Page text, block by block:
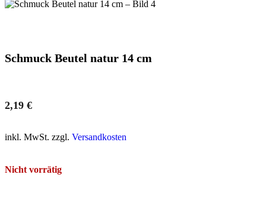
Schmuck Beutel natur 14 cm
2,19 €
inkl. MwSt. zzgl. Versandkosten
Nicht vorrätig